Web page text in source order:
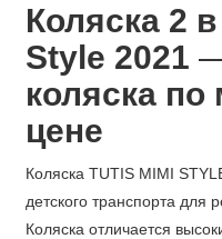
Коляска 2
Style 2021
коляска
цене
Коляска TUTIS MIMI
детского транспорта для
Коляска отличается